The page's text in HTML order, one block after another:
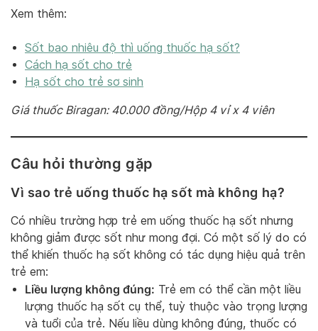
Xem thêm:
Sốt bao nhiêu độ thì uống thuốc hạ sốt?
Cách hạ sốt cho trẻ
Hạ sốt cho trẻ sơ sinh
Giá thuốc Biragan: 40.000 đồng/Hộp 4 vỉ x 4 viên
Câu hỏi thường gặp
Vì sao trẻ uống thuốc hạ sốt mà không hạ?
Có nhiều trường hợp trẻ em uống thuốc hạ sốt nhưng
không giảm được sốt như mong đợi. Có một số lý do có
thể khiến thuốc hạ sốt không có tác dụng hiệu quả trên
trẻ em:
Liều lượng không đúng: Trẻ em có thể cần một liều
lượng thuốc hạ sốt cụ thể, tuỳ thuộc vào trọng lượng
và tuổi của trẻ. Nếu liều dùng không đúng, thuốc có